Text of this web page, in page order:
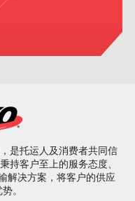
是托运人及消费者共同信
持客户至上的服务态度、
解决方案，将客户的供应
。